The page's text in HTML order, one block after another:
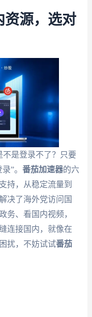
资源，选对
是登录不了？只要
”。 番茄加速器的六
持，从稳定流量到
决了海外党访问国
务、看国内视频，
连接国内，就像在
扰，不妨试试番茄